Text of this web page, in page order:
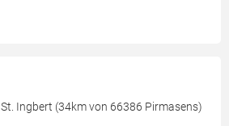
Ingbert (34km von 66386 Pirmasens)